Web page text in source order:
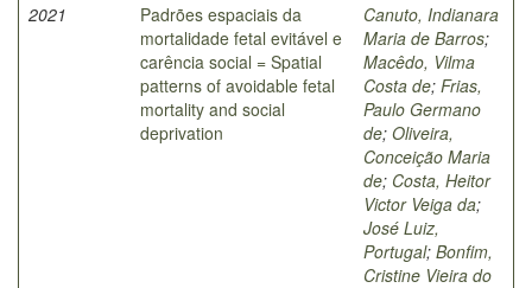
2021
Padrões espaciais da
mortalidade fetal evitável e
carência social = Spatial
patterns of avoidable fetal
mortality and social
deprivation
Canuto, Indianara
Maria de Barros;
Macêdo, Vilma
Costa de; Frias,
Paulo Germano
de; Oliveira,
Conceição Maria
de; Costa, Heitor
Victor Veiga da;
José Luiz,
Portugal; Bonfim,
Cristine Vieira do